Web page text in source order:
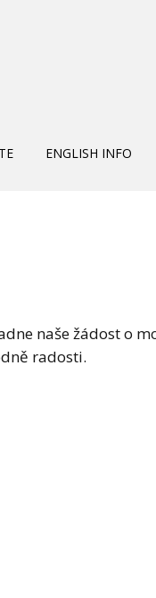
ENGLISH INFO
naše žádost o
radosti.